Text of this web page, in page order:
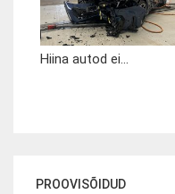
Hiina autod ei...
PROOVISÕIDUD